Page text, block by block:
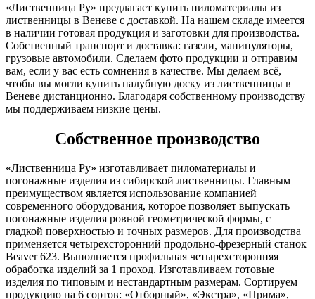
«Лиственница Ру» предлагает купить пиломатериалы из
лиственницы в Веневе с доставкой. На нашем складе имеется
в наличии готовая продукция и заготовки для производства.
Собственный транспорт и доставка: газели, манипуляторы,
грузовые автомобили. Сделаем фото продукции и отправим
вам, если у вас есть сомнения в качестве. Мы делаем всё,
чтобы вы могли купить палубную доску из лиственницы в
Веневе дистанционно. Благодаря собственному производству
мы поддерживаем низкие цены.
Собственное производство
«Лиственница Ру» изготавливает пиломатериалы и
погонажные изделия из сибирской лиственницы. Главным
преимуществом является использование компанией
современного оборудования, которое позволяет выпускать
погонажные изделия ровной геометрической формы, с
гладкой поверхностью и точных размеров. Для производства
применяется четырехсторонний продольно-фрезерный станок
Beaver 623. Выполняется профильная четырехсторонняя
обработка изделий за 1 проход. Изготавливаем готовые
изделия по типовым и нестандартным размерам. Сортируем
продукцию на 6 сортов: «Отборный», «Экстра», «Прима»,